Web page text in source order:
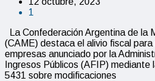
1
La Confederación Argentina de la
(CAME) destaca el alivio fiscal para
empresas anunciado por la
Ingresos Públicos (AFIP) mediante
5431 sobre modificaciones